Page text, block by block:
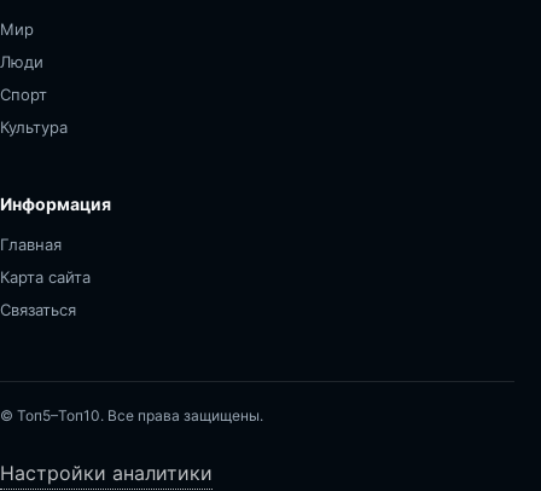
Мир
Люди
Спорт
Культура
Информация
Главная
Карта сайта
Связаться
© Топ5–Топ10. Все права защищены.
Настройки аналитики